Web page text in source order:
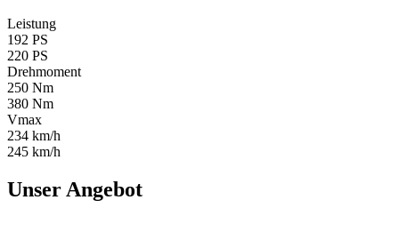
Leistung
192 PS
220 PS
Drehmoment
250 Nm
380 Nm
Vmax
234 km/h
245 km/h
Unser Angebot